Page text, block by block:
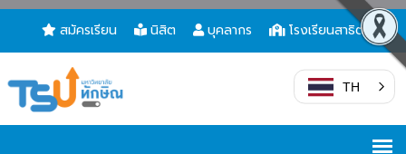
สมัครเรียน นิสิต บุคลากร โรงเรียนสาธิต
TH